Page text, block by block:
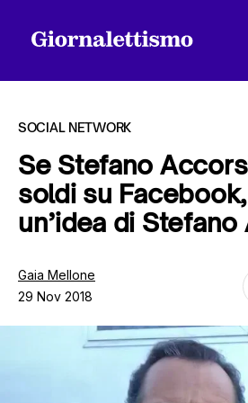
Tutti gli articoli
Chi siamo
Contatti
SOCIAL NETWORK
Se Stefano
soldi su
un’idea di
Gaia Mellone
29 Nov 2018